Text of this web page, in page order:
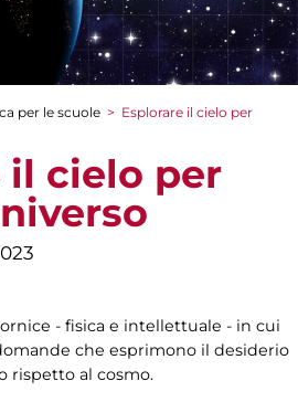
per le scuole > Esplorare il cielo per
il cielo per
- fisica e intellettuale - in cui
che esprimono il desiderio
rispetto al cosmo.